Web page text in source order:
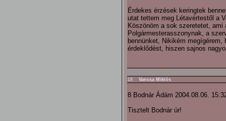
Érdekes érzések keringtek
utat tettem meg Létavértestől a
Köszönöm a sok szeretetet,
Polgármesterasszonynak, a
bennünket, Nikikém
érdeklődést, hiszen sajnos
18 Vancsa Miklós
8 Bodnár Ádám 2004.08.06.
Tisztelt Bodnár úr!